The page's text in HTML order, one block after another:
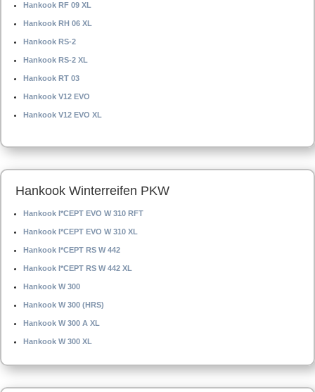
Hankook RF 09 XL
Hankook RH 06 XL
Hankook RS-2
Hankook RS-2 XL
Hankook RT 03
Hankook V12 EVO
Hankook V12 EVO XL
Hankook Winterreifen PKW
Hankook I*CEPT EVO W 310 RFT
Hankook I*CEPT EVO W 310 XL
Hankook I*CEPT RS W 442
Hankook I*CEPT RS W 442 XL
Hankook W 300
Hankook W 300 (HRS)
Hankook W 300 A XL
Hankook W 300 XL